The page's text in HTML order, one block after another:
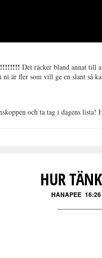
Det räcker bland annat till
är fler som vill ge en slant så
och ta tag i dagens
HUR
HANAPEE